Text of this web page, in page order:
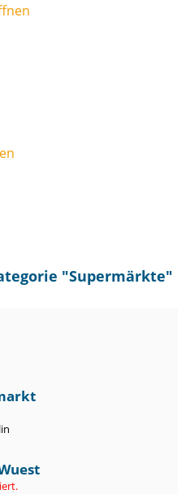
"Supermärkte"